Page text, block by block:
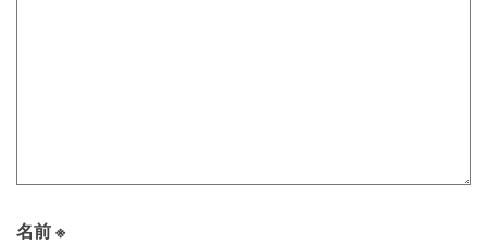
名前 ※